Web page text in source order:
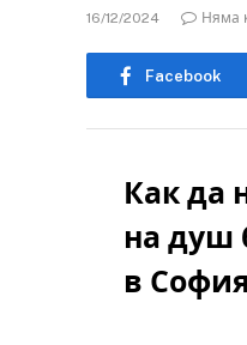
16/12/2024 Няма
Facebook
Как да
на душ
в София